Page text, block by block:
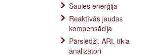
Saules enerģija
Reaktīvās jaudas
kompensācija
Pārslēdži, ARI, tīkla
analizatori